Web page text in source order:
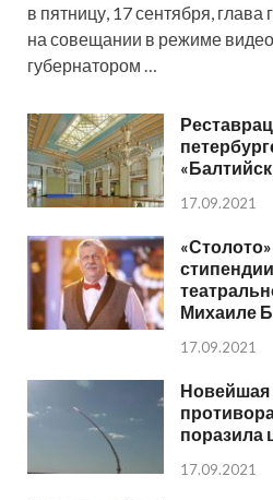
в пятницу, 17 сентября,
на совещании в режиме
губернатором …
17.09.2021
Михаиле
17.09.2021
Новейшая
поразила
17.09.2021